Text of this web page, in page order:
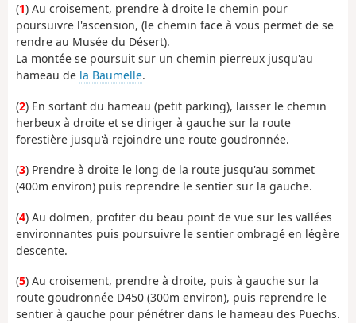
(1) Au croisement, prendre à droite le chemin pour
poursuivre l'ascension, (le chemin face à vous permet de se
rendre au Musée du Désert).
La montée se poursuit sur un chemin pierreux jusqu'au
hameau de la Baumelle.
(2) En sortant du hameau (petit parking), laisser le chemin
herbeux à droite et se diriger à gauche sur la route
forestière jusqu'à rejoindre une route goudronnée.
(3) Prendre à droite le long de la route jusqu'au sommet
(400m environ) puis reprendre le sentier sur la gauche.
(4) Au dolmen, profiter du beau point de vue sur les vallées
environnantes puis poursuivre le sentier ombragé en légère
descente.
(5) Au croisement, prendre à droite, puis à gauche sur la
route goudronnée D450 (300m environ), puis reprendre le
sentier à gauche pour pénétrer dans le hameau des Puechs.